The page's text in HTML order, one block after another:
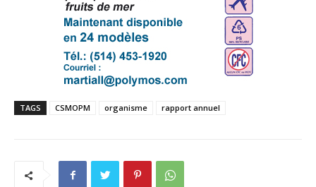
TAGS CSMOPM organisme rapport annuel